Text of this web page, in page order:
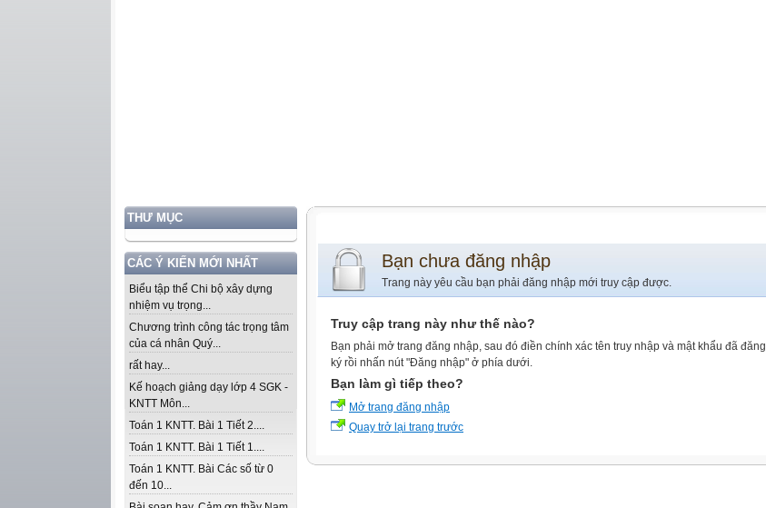
THƯ MỤC
CÁC Ý KIẾN MỚI NHẤT
Biểu tập thể Chi bộ xây dựng
nhiệm vụ trọng...
Chương trình công tác trọng tâm
của cá nhân Quý...
rất hay...
Kế hoạch giảng dạy lớp 4 SGK -
KNTT Môn...
Toán 1 KNTT. Bài 1 Tiết 2....
Toán 1 KNTT. Bài 1 Tiết 1....
Toán 1 KNTT. Bài Các số từ 0
đến 10...
Bạn chưa đăng nhập
Trang này yêu cầu bạn phải đăng nhập mới truy cập được.
Truy cập trang này như thế nào?
Bạn phải mở trang đăng nhập, sau đó điền chính xác tên truy nhập và mật khẩu đã đăng
ký rồi nhấn nút "Đăng nhập" ở phía dưới.
Bạn làm gì tiếp theo?
Mở trang đăng nhập
Quay trở lại trang trước